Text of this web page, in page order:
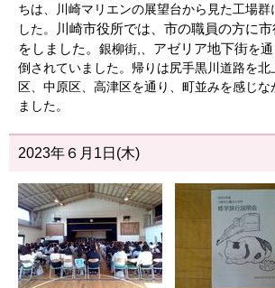
ちは、川崎マリエンの展望台から見た工場群
した。
川崎市役所では、市の職員の方に
をしました。 銀柳街,、 アゼリア地下街を
倒されていました。帰りは尻手黒川道路を
区、中原区、高津区を通り、町並みを感じな
ました。
2023年６月1日(木)